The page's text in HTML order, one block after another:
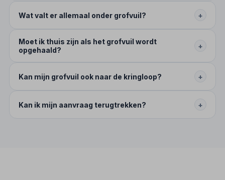
Wat valt er allemaal onder grofvuil? +
Moet ik thuis zijn als het grofvuil wordt
opgehaald?
+
Kan mijn grofvuil ook naar de kringloop? +
Kan ik mijn aanvraag terugtrekken? +